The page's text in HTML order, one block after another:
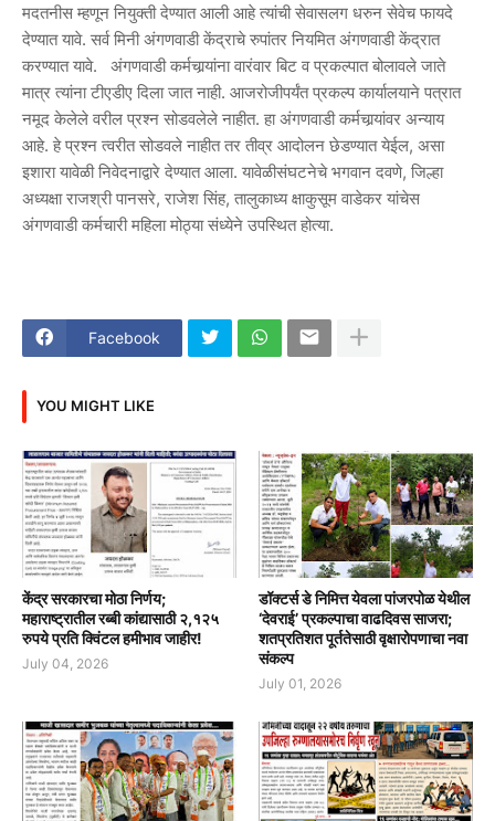
मदतनीस म्हणून नियुक्ती देण्यात आली आहे त्यांची सेवासलग धरुन सेवेच फायदे
देण्यात यावे. सर्व मिनी अंगणवाडी केंद्राचे रुपांतर नियमित अंगणवाडी केंद्रात
करण्यात यावे. अंगणवाडी कर्मचार्‍यांना वारंवार बिट व प्रकल्पात बोलावले जाते
मात्र त्यांना टीएडीए दिला जात नाही. आजरोजीपर्यंत प्रकल्प कार्यालयाने पत्रात
नमूद केलेले वरील प्रश्‍न सोडवलेले नाहीत. हा अंगणवाडी कर्मचार्‍यांवर अन्याय
आहे. हे प्रश्‍न त्वरीत सोडवले नाहीत तर तीव्र आदोलन छेडण्यात येईल, असा
इशारा यावेळी निवेदनाद्वारे देण्यात आला. यावेळीसंघटनेचे भगवान दवणे, जिल्हा
अध्यक्षा राजश्री पानसरे, राजेश सिंह, तालुकाध्य क्षाकुसूम वाडेकर यांचेस
अंगणवाडी कर्मचारी महिला मोठ्या संध्येने उपस्थित होत्या.
Facebook
YOU MIGHT LIKE
केंद्र सरकारचा मोठा निर्णय;
महाराष्ट्रातील रब्बी कांद्यासाठी २,१२५
रुपये प्रति क्विंटल हमीभाव जाहीर!
July 04, 2026
डॉक्टर्स डे निमित्त येवला पांजरपोळ येथील
‘देवराई’ प्रकल्पाचा वाढदिवस साजरा;
शतप्रतिशत पूर्ततेसाठी वृक्षारोपणाचा नवा
संकल्प
July 01, 2026